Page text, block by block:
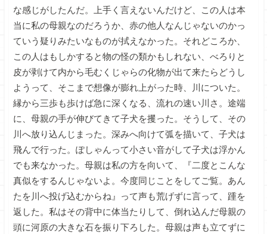
な感じがしたんだ。上手く言えないんだけど、この人は本
当に私の母親なのだろうか、赤の他人なんじゃないのかっ
ていう疑りみたいなものが拭えなかった。それどころか、
この人はもしかすると物の怪の類かもしれない、べろりと
皮が剥けて内から毛むくじゃらの化物が出て来たらどうし
ようって、そこまで想像が膨れ上がった時、川についた。
縁から三歩も歩けば急に深くなる、流れの速い川さ。途端
に、母親の手が伸びてきて子犬を攫った。そうして、その
川へ放り込んじまった。深みへ向けて弧を描いて、子犬は
飛んで行った。ぽしゃんって小さい音がして子犬は浮かん
でも来なかった。母親は私の方を向いて、『二度とこんな
真似をするんじゃないよ。今度同じことをしてご覧。あん
たを川へ投げ込むからね』って声も荒げずに言って、踵を
返した。私はその背中に体当たりして、倒れ込んだ母親の
頭に河原の大きな石を振り下ろした。母親は声も立てずに